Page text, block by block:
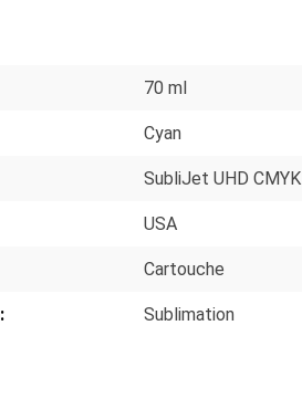
70 ml
Cyan
SubliJet UHD CMYK
USA
Cartouche
Sublimation